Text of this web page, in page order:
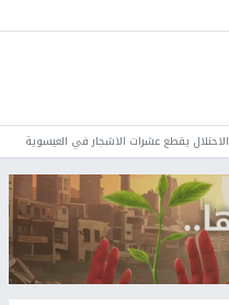
الاحتلال يقطع عشرات الاشجار في العيسوية